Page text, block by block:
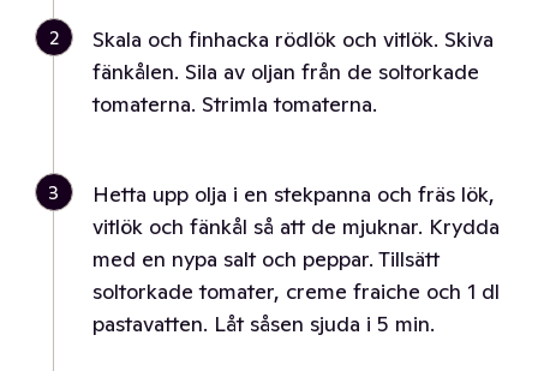
2
Skala och finhacka rödlök och vitlök. Skiva
fänkålen. Sila av oljan från de soltorkade
tomaterna. Strimla tomaterna.
3
Hetta upp olja i en stekpanna och fräs lök,
vitlök och fänkål så att de mjuknar. Krydda
med en nypa salt och peppar. Tillsätt
soltorkade tomater, creme fraiche och 1 dl
pastavatten. Låt såsen sjuda i 5 min.